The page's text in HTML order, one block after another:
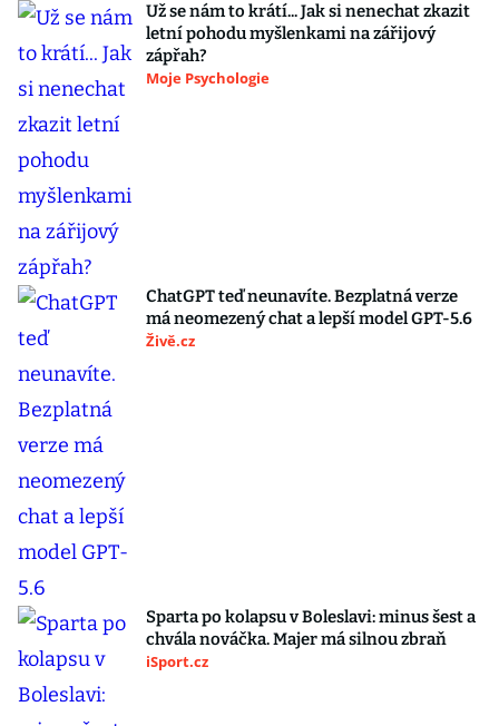
Už se nám to krátí... Jak si nenechat zkazit
letní pohodu myšlenkami na zářijový
zápřah?
Moje Psychologie
ChatGPT teď neunavíte. Bezplatná verze
má neomezený chat a lepší model GPT-5.6
Živě.cz
Sparta po kolapsu v Boleslavi: minus šest a
chvála nováčka. Majer má silnou zbraň
iSport.cz